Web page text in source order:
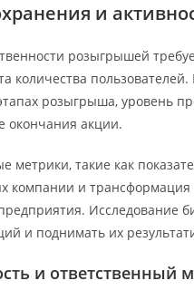
и
розыгрышей
количества
розыгрыша, уровень
окончания акции.
метрики, такие как
компании и
Исследование
и поднимать их
и